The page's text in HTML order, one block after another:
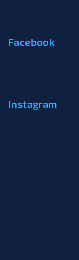
Facebook
Instagram